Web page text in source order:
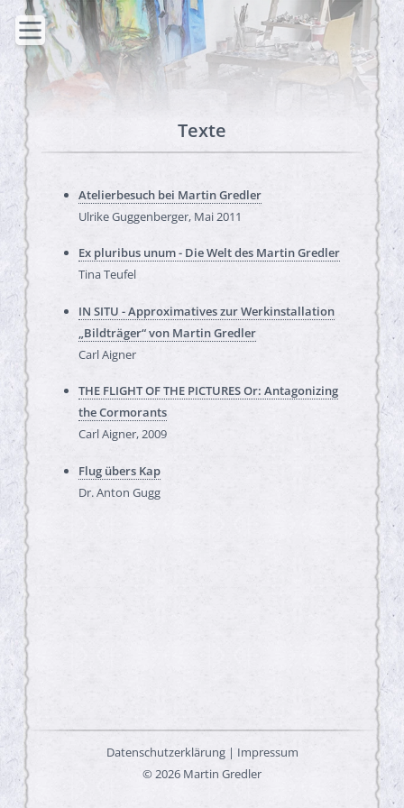
Texte
Atelierbesuch bei Martin Gredler
Ulrike Guggenberger, Mai 2011
Ex pluribus unum - Die Welt des Martin Gredler
Tina Teufel
IN SITU - Approximatives zur Werkinstallation
„Bildträger“ von Martin Gredler
Carl Aigner
THE FLIGHT OF THE PICTURES Or: Antagonizing
the Cormorants
Carl Aigner, 2009
Flug übers Kap
Dr. Anton Gugg
Datenschutzerklärung| Impressum
© 2026 Martin Gredler